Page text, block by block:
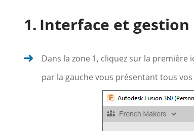
Interface et gestion
Dans la zone 1, cliquez sur la première
par la gauche vous présentant tous